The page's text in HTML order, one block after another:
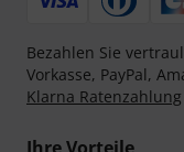
Bezahlen Sie
Vorkasse, PayPal,
Klarna Ratenzahlung